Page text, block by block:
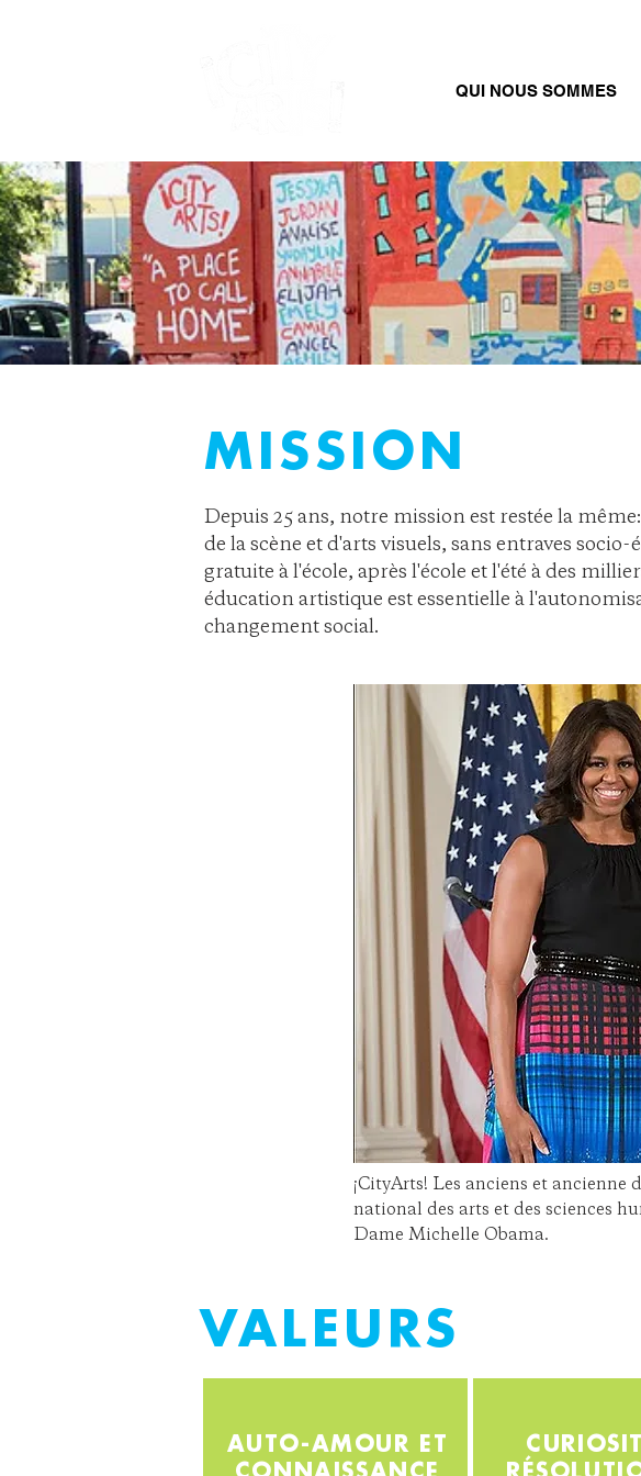
QUI NOUS SOMMES
MISSION
Depuis 25 ans, notre mission est restée la
de la scène et d'arts visuels, sans entraves
gratuite à l'école, après l'école et l'été à des
éducation artistique est essentielle à
changement social.
¡CityArts! Les anciens et ancienne
national des arts et des sciences
Dame Michelle Obama.
VALEURS
AUTO-AMOUR ET